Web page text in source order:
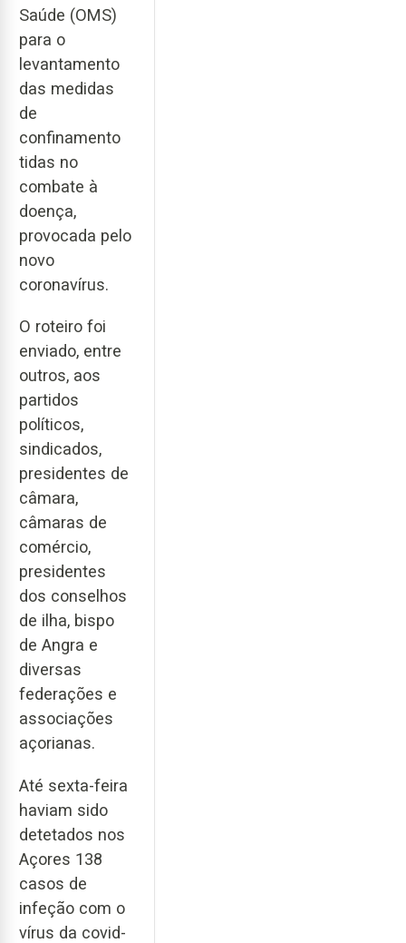
Saúde (OMS)
para o
levantamento
das medidas
de
confinamento
tidas no
combate à
doença,
provocada pelo
novo
coronavírus.
O roteiro foi
enviado, entre
outros, aos
partidos
políticos,
sindicados,
presidentes de
câmara,
câmaras de
comércio,
presidentes
dos conselhos
de ilha, bispo
de Angra e
diversas
federações e
associações
açorianas.
Até sexta-feira
haviam sido
detetados nos
Açores 138
casos de
infeção com o
vírus da covid-